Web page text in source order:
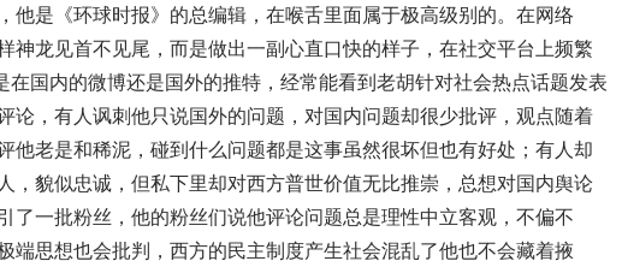
他是《环球时报》的总编辑，在喉舌里面属于极高级别的。在网络
神龙见首不见尾，而是做出一副心直口快的样子，在社交平台上频繁
在国内的微博还是国外的推特，经常能看到老胡针对社会热点话题发表
论，有人讽刺他只说国外的问题，对国内问题却很少批评，观点随着
他老是和稀泥，碰到什么问题都是这事虽然很坏但也有好处；有人却
，貌似忠诚，但私下里却对西方普世价值无比推崇，总想对国内舆论
了一批粉丝，他的粉丝们说他评论问题总是理性中立客观，不偏不
端思想也会批判，西方的民主制度产生社会混乱了他也不会藏着掖